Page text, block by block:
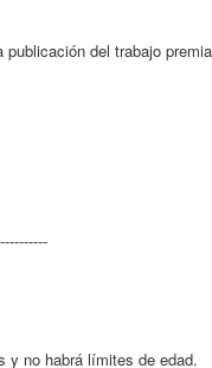
del trabajo
y no habrá límites de edad.